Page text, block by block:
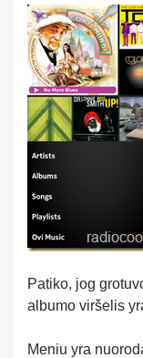
Patiko, jog
albumo viršelis
Meniu yra